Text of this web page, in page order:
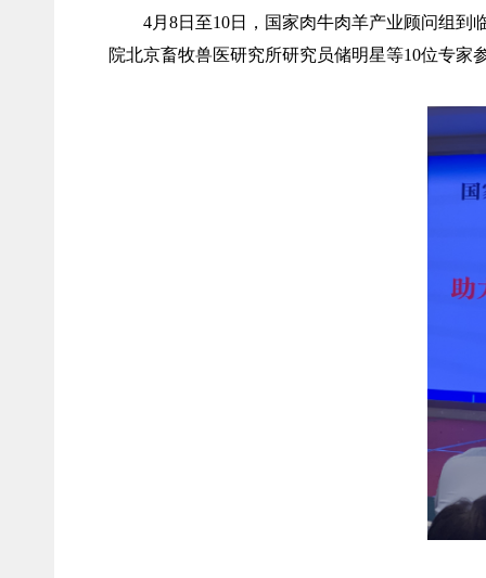
4月8日至10日，国家肉牛肉羊产业顾问组
院北京畜牧兽医研究所研究员储明星等10位专